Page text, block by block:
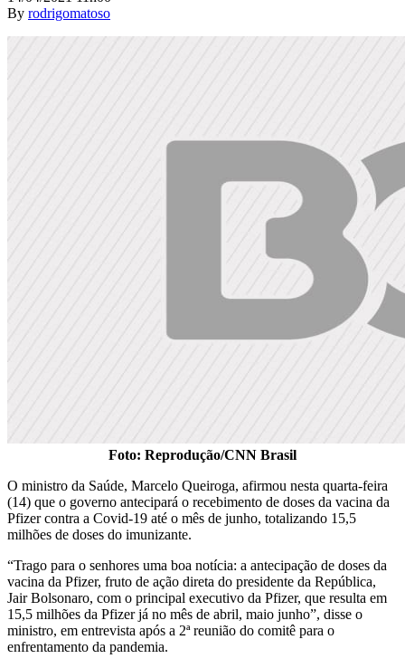
By rodrigomatoso
Foto: Reprodução/CNN Brasil
O ministro da Saúde, Marcelo Queiroga, afirmou nesta quarta-feira
(14) que o governo antecipará o recebimento de doses da vacina da
Pfizer contra a Covid-19 até o mês de junho, totalizando 15,5
milhões de doses do imunizante.
“Trago para o senhores uma boa notícia: a antecipação de doses da
vacina da Pfizer, fruto de ação direta do presidente da República,
Jair Bolsonaro, com o principal executivo da Pfizer, que resulta em
15,5 milhões da Pfizer já no mês de abril, maio junho”, disse o
ministro, em entrevista após a 2ª reunião do comitê para o
enfrentamento da pandemia.